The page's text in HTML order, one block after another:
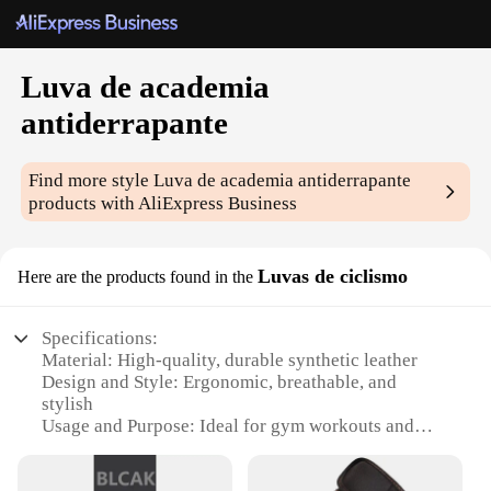
Luva de academia
antiderrapante
Find more styleLuva de academia antiderrapante
products with AliExpress Business
Here are the products found in the Luvas de ciclismo
Specifications:
Material: High-quality, durable synthetic leather
Design and Style: Ergonomic, breathable, and
stylish
Usage and Purpose: Ideal for gym workouts and
Typical Adaptive Scenario: Versatile for various